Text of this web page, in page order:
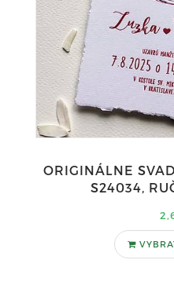
ORIGINÁLNE
S24034,